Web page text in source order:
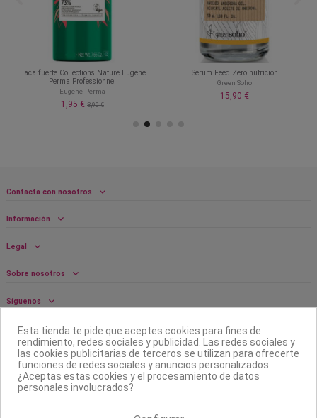
Laca fuerte Collections Nature Eugene
Perma Professionnel
Eugene-Perma
1,95 € 3,90 €
Serum Feed Zero nutrición
Green Soho
15,90 €
Contacta con nosotros
Información
Legal
Sobre nosotros
Síguenos
Boletín
Esta tienda te pide que aceptes cookies para fines de
rendimiento, redes sociales y publicidad. Las redes sociales y
las cookies publicitarias de terceros se utilizan para ofrecerte
funciones de redes sociales y anuncios personalizados.
¿Aceptas estas cookies y el procesamiento de datos
personales involucrados?